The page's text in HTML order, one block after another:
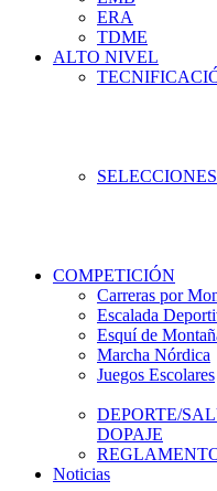
ERA
TDME
ALTO NIVEL
COMPETICIÓN
Carreras por
Escalada
Esquí de
Marcha Nórdica
Juegos Escolares
DEPORTE/
DOPAJE
Noticias